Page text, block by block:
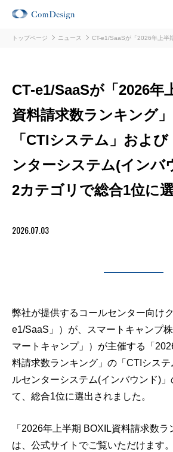
サービス
事例紹介
料金・導入
アドバン
MashUp
トップページ ニュース CT-e1/SaaSが「2026年上半
CT-e1/SaaSが「2026年
資料請求数ランキング
「CTIシステム」およ
ンターシステム(インバ
2カテゴリで総合1位に
2026.07.03
弊社が提供するコールセンター向け
e1/SaaS」）が、スマートキャンプ
マートキャンプ」）が主催する「
料請求数ランキング」の「CTIシス
ルセンターシステム(インバウンド)
て、総合1位に選出されました。
「2026年上半期 BOXIL資料請求数
は、公式サイトでご覧いただけます。